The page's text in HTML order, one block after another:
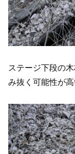
ステージ下段の
み抜く可能性が高